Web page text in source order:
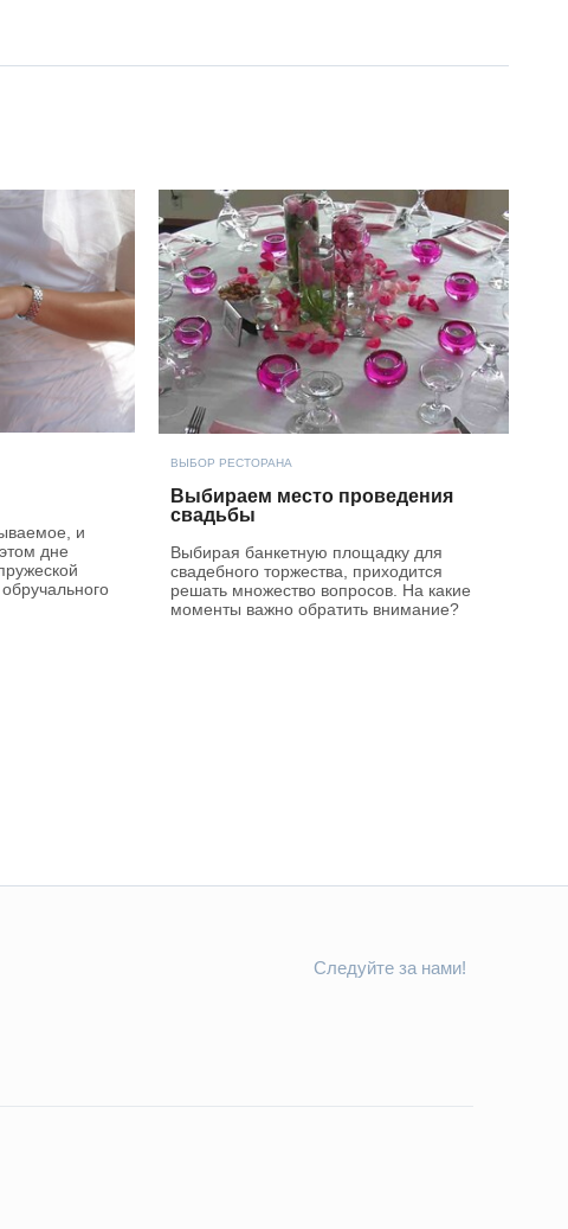
и
дне
ВЫБОР РЕСТОРАНА
Выбираем место проведения
свадьбы
Выбирая банкетную площадку для
свадебного торжества, приходится
решать множество вопросов. На какие
моменты важно обратить внимание?
Следуйте за нами!